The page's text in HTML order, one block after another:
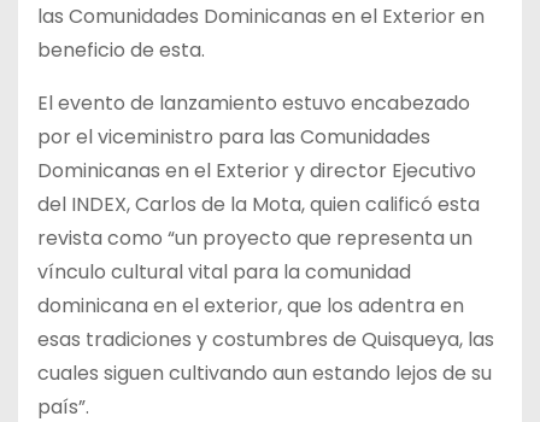
las Comunidades Dominicanas en el Exterior en
beneficio de esta.
El evento de lanzamiento estuvo encabezado
por el viceministro para las Comunidades
Dominicanas en el Exterior y director Ejecutivo
del INDEX, Carlos de la Mota, quien calificó esta
revista como “un proyecto que representa un
vínculo cultural vital para la comunidad
dominicana en el exterior, que los adentra en
esas tradiciones y costumbres de Quisqueya, las
cuales siguen cultivando aun estando lejos de su
país”.